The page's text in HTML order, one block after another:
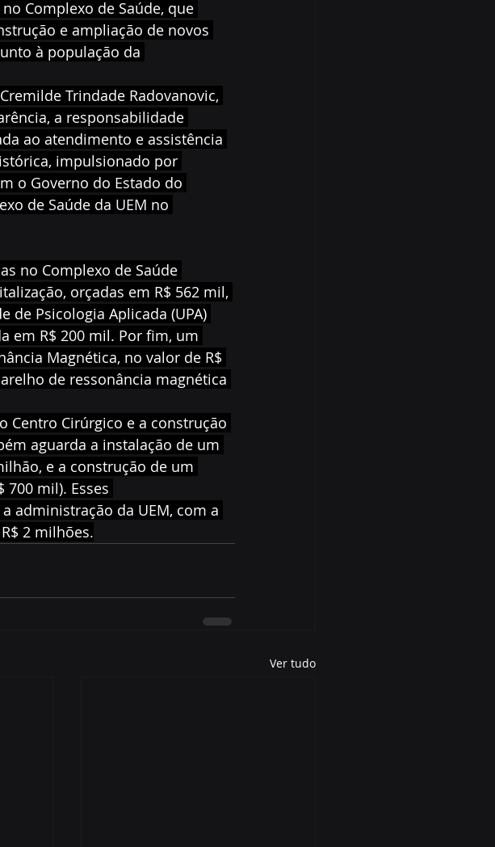
Complexo de Saúde, que
e ampliação de novos
à população da
Trindade Radovanovic,
a responsabilidade
ao atendimento e assistência
impulsionado por
o Governo do Estado do
de Saúde da UEM no
no Complexo de Saúde
orçadas em R$ 562 mil,
de Psicologia Aplicada (UPA)
em R$ 200 mil. Por fim, um
Magnética, no valor de R$
de ressonância magnética
Centro Cirúrgico e a construção
aguarda a instalação de um
e a construção de um
700 mil). Esses
administração da UEM, com a
2 milhões.
Ver tudo